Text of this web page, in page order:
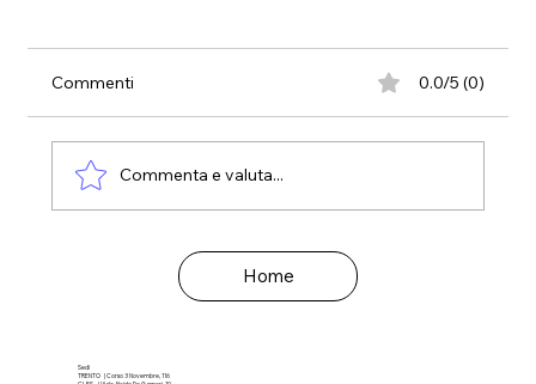
Ansia e depressione nell'anziano...ultima
Commenti 0.0/5 (0)
Commenta e valuta...
Home
Sedi
TRENTO | Corso 3 Novembre, 116